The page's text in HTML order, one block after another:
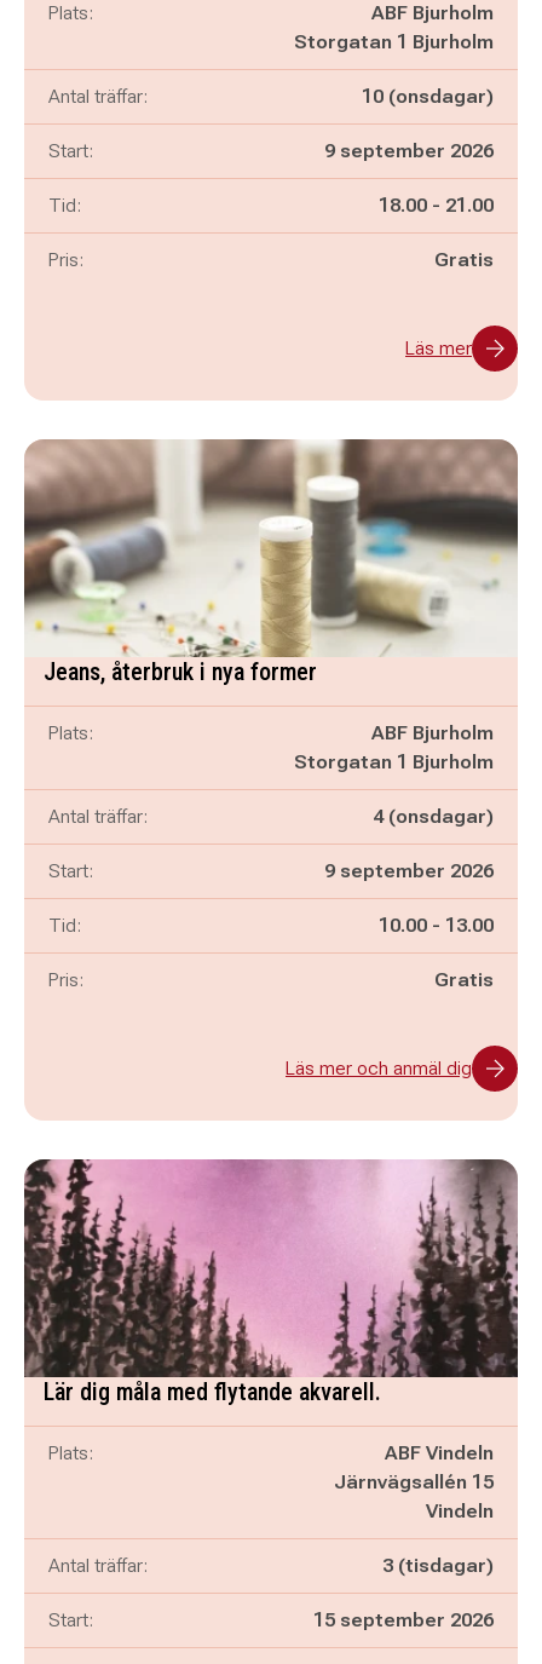
Plats:
ABF Bjurholm
Storgatan 1 Bjurholm
Antal träffar: 10 (onsdagar)
Start: 9 september 2026
Tid: Pågår mellan
18.00 - och
21.00
Pris: Gratis
Läs mer
Jeans, återbruk i nya former
Plats:
ABF Bjurholm
Storgatan 1 Bjurholm
Antal träffar: 4 (onsdagar)
Start: 9 september 2026
Tid: Pågår mellan
10.00 - och
13.00
Pris: Gratis
Läs mer och anmäl dig
Lär dig måla med flytande akvarell.
Plats:
ABF Vindeln
Järnvägsallén 15
Vindeln
Antal träffar: 3 (tisdagar)
Start: 15 september 2026